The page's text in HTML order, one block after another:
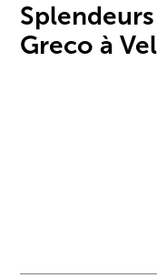
Greco à